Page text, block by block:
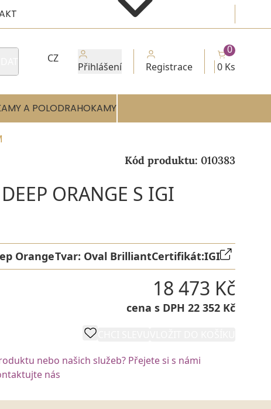
CZ
Přihlášení Registrace 0 Ks
0
A POLODRAHOKAMY
Kód produktu: 010383
ORANGE S IGI
OrangeTvar: Oval BrilliantCertifikát:IGI
18 473 Kč
cena s DPH 22 352 Kč
nebo našich služeb? Přejete si s námi
nás